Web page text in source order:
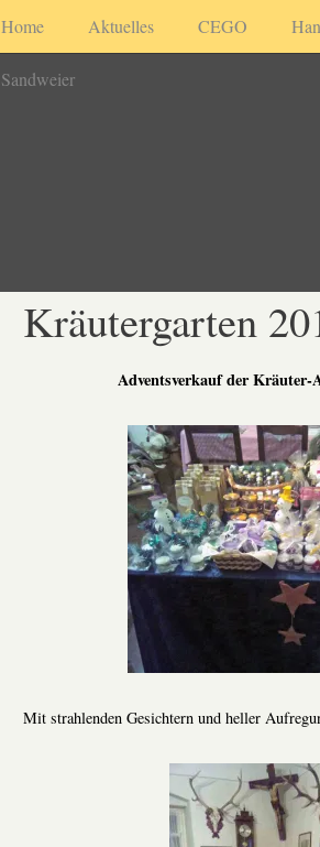
Home Aktuelles CEGO
Sandweier
Kräutergarten
Adventsverkauf der Kräuter-
Mit strahlenden Gesichtern und heller